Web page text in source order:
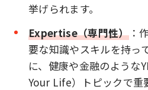
挙げられます。
Expertise（専門性）：
要な知識やスキルを持っ
に、健康や金融のような
Your Life）トピックで重